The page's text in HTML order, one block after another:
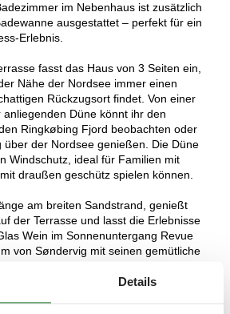
im Nebenhaus ist zusätzlich
ausgestattet – perfekt für ein
Erlebnis.
fasst das Haus von 3 Seiten ein,
Nähe der Nordsee immer einen
Rückzugsort findet. Von einer
Düne könnt ihr den
Ringkøbing Fjord beobachten oder
über der Nordsee genießen. Die Düne
Windschutz, ideal für Familien mit
draußen geschütz spielen können.
am breiten Sandstrand, genießt
der Terrasse und lasst die Erlebnisse
Wein im Sonnenuntergang Revue
von Søndervig mit seinen gemütliche
In der Nähe befindet sich ein
Details